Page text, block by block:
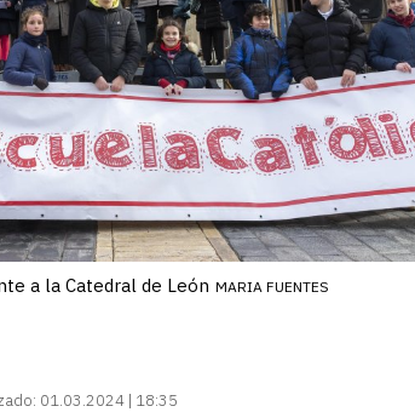
a la Catedral de León MARIA FUENTES
01.03.2024 | 18:35